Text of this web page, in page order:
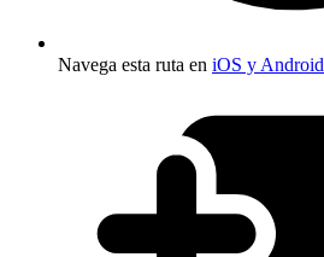
Navega esta ruta en iOS y Android